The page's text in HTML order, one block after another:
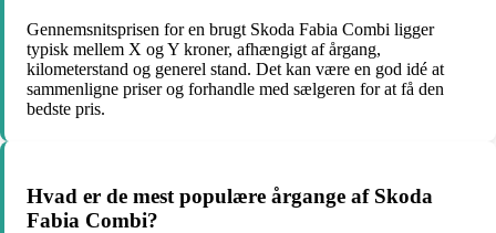
Gennemsnitsprisen for en brugt Skoda Fabia Combi ligger
typisk mellem X og Y kroner, afhængigt af årgang,
kilometerstand og generel stand. Det kan være en god idé at
sammenligne priser og forhandle med sælgeren for at få den
bedste pris.
Hvad er de mest populære årgange af Skoda
Fabia Combi?